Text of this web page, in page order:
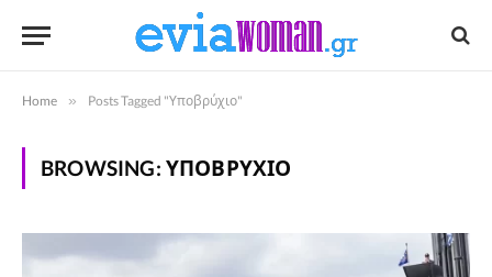
Home » Posts Tagged "Υποβρύχιο"
BROWSING: ΥΠΟΒΡΎΧΙΟ